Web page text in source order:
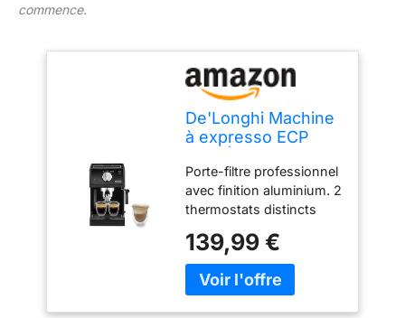
commence.
De'Longhi Machine
à expresso ECP
avec finition
aluminium | Buse
de mousse de lait |
1 ou 2 tasses
Espresso |
Convient également
pour les dosettes |
Noir
Porte-filtre professionnel
avec finition aluminium. 2
thermostats distincts
température de l'eau et
de la vapeur Fonction
eau chaude. Système
139,99 €